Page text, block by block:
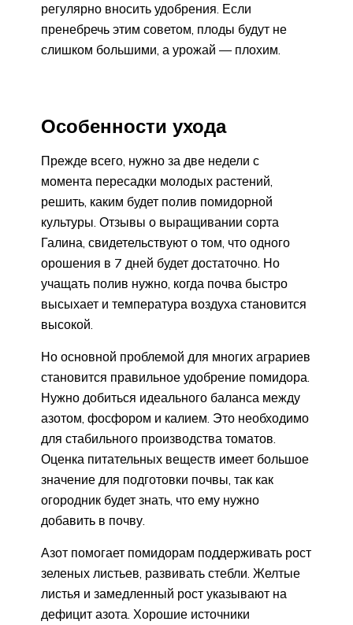
регулярно вносить удобрения. Если
пренебречь этим советом, плоды будут не
слишком большими, а урожай — плохим.
Особенности ухода
Прежде всего, нужно за две недели с
момента пересадки молодых растений,
решить, каким будет полив помидорной
культуры. Отзывы о выращивании сорта
Галина, свидетельствуют о том, что одного
орошения в 7 дней будет достаточно. Но
учащать полив нужно, когда почва быстро
высыхает и температура воздуха становится
высокой.
Но основной проблемой для многих аграриев
становится правильное удобрение помидора.
Нужно добиться идеального баланса между
азотом, фосфором и калием. Это необходимо
для стабильного производства томатов.
Оценка питательных веществ имеет большое
значение для подготовки почвы, так как
огородник будет знать, что ему нужно
добавить в почву.
Азот помогает помидорам поддерживать рост
зеленых листьев, развивать стебли. Желтые
листья и замедленный рост указывают на
дефицит азота. Хорошие источники